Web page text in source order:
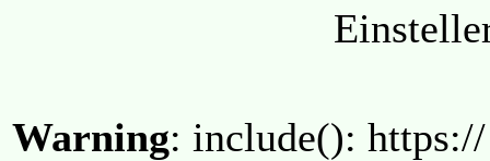
Warning: include():